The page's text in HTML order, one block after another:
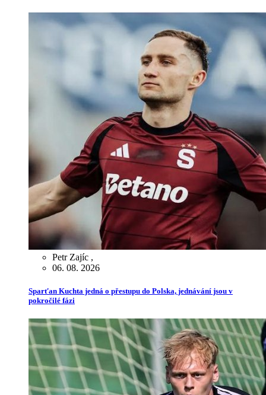
Petr Zajíc ,
06. 08. 2026
Sparťan Kuchta jedná o přestupu do Polska, jednávání jsou v
pokročilé fázi